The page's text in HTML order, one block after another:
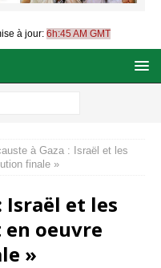
à jour: 6h:45 AM GMT
à Gaza : Israël et les
finale »
Israël et les
oeuvre
»